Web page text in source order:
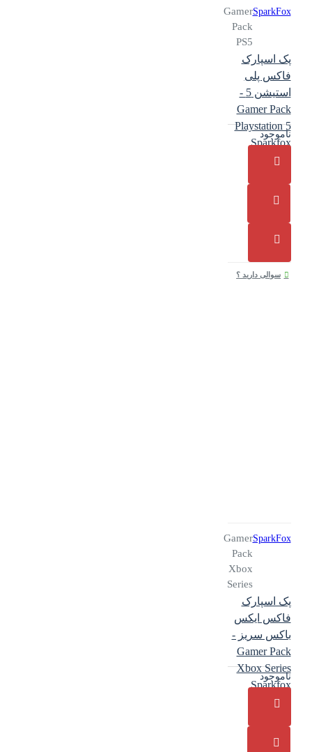
SparkFox
Gamer
Pack
PS5
پک اسپارک
فاکس پلی
استیشن 5 -
Gamer Pack
Playstation 5
Sparkfox
ناموجود
سوالی دارید ؟
SparkFox
Gamer
Pack
Xbox
Series
پک اسپارک
فاکس ایکس
باکس سریز -
Gamer Pack
Xbox Series
Sparkfox
ناموجود